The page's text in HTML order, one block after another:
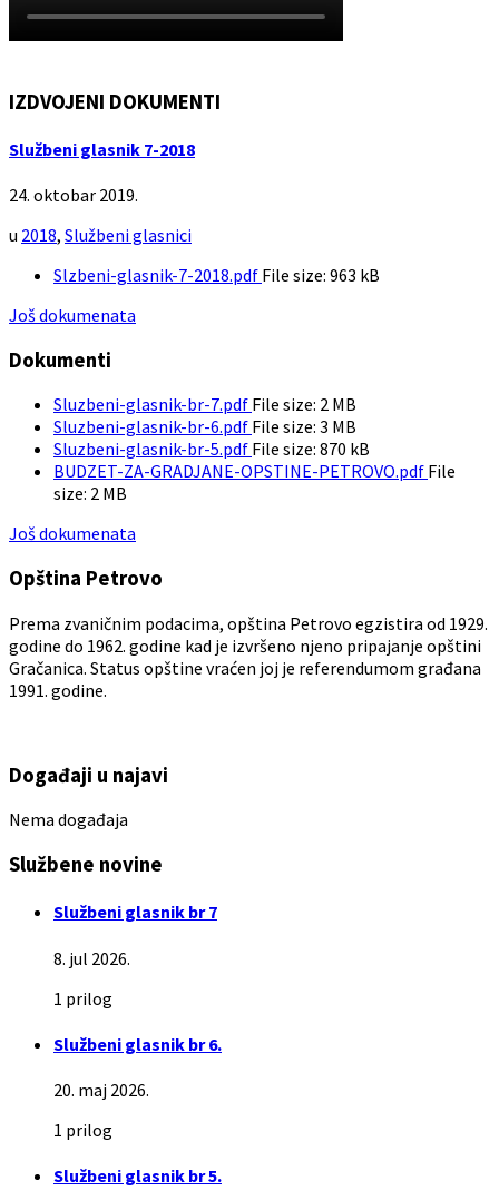
IZDVOJENI DOKUMENTI
Službeni glasnik 7-2018
24. oktobar 2019.
u 2018, Službeni glasnici
Slzbeni-glasnik-7-2018.pdf File size: 963 kB
Još dokumenata
Dokumenti
Sluzbeni-glasnik-br-7.pdf File size: 2 MB
Sluzbeni-glasnik-br-6.pdf File size: 3 MB
Sluzbeni-glasnik-br-5.pdf File size: 870 kB
BUDZET-ZA-GRADJANE-OPSTINE-PETROVO.pdf File
size: 2 MB
Još dokumenata
Opština Petrovo
Prema zvaničnim podacima, opština Petrovo egzistira od 1929.
godine do 1962. godine kad je izvršeno njeno pripajanje opštini
Gračanica. Status opštine vraćen joj je referendumom građana
1991. godine.
Događaji u najavi
Nema događaja
Službene novine
Službeni glasnik br 7
8. jul 2026.
1 prilog
Službeni glasnik br 6.
20. maj 2026.
1 prilog
Službeni glasnik br 5.